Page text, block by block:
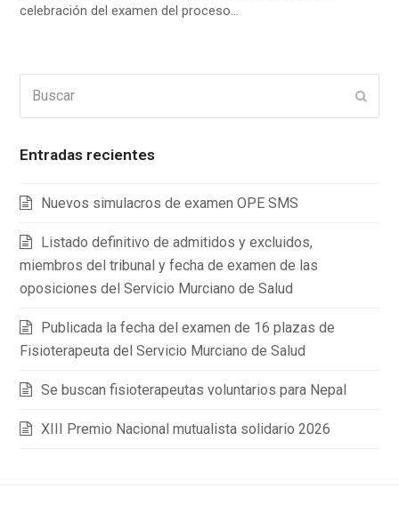
celebración del examen del proceso…
Entradas recientes
Nuevos simulacros de examen OPE SMS
Listado definitivo de admitidos y excluidos,
miembros del tribunal y fecha de examen de las
oposiciones del Servicio Murciano de Salud
Publicada la fecha del examen de 16 plazas de
Fisioterapeuta del Servicio Murciano de Salud
Se buscan fisioterapeutas voluntarios para Nepal
XIII Premio Nacional mutualista solidario 2026